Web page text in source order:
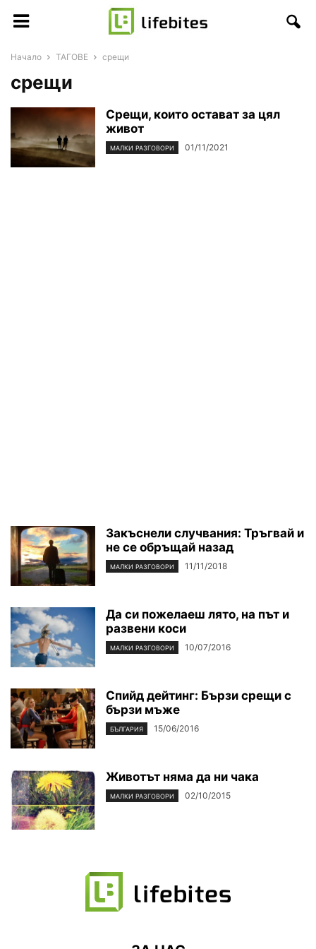
Начало ТАГОВЕ срещи
срещи
Срещи, които остават за цял
живот
МАЛКИ РАЗГОВОРИ 01/11/2021
Закъснели случвания: Тръгвай и
не се обръщай назад
МАЛКИ РАЗГОВОРИ 11/11/2018
Да си пожелаеш лято, на път и
развени коси
МАЛКИ РАЗГОВОРИ 10/07/2016
Спийд дейтинг: Бързи срещи с
бързи мъже
БЪЛГАРИЯ 15/06/2016
Животът няма да ни чака
МАЛКИ РАЗГОВОРИ 02/10/2015